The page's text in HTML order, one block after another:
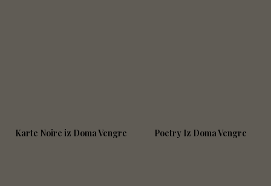
Karte Noire iz Doma Vengre Poetry Iz Doma Vengre